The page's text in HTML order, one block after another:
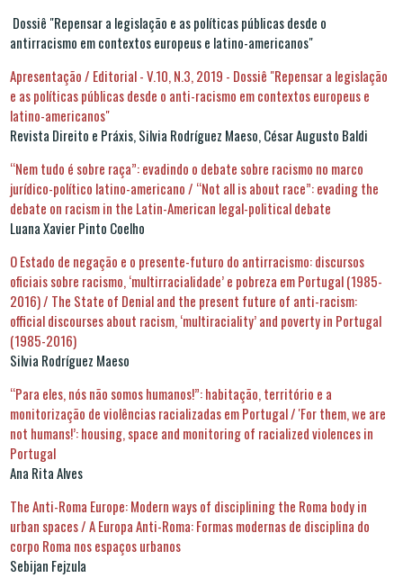
Dossiê "Repensar a legislação e as políticas públicas desde o
antirracismo em contextos europeus e latino-americanos"
Apresentação / Editorial - V.10, N.3, 2019 - Dossiê "Repensar a legislação
e as políticas públicas desde o anti-racismo em contextos europeus e
latino-americanos"
Revista Direito e Práxis, Silvia Rodríguez Maeso, César Augusto Baldi
“Nem tudo é sobre raça”: evadindo o debate sobre racismo no marco
jurídico-político latino-americano / “Not all is about race”: evading the
debate on racism in the Latin-American legal-political debate
Luana Xavier Pinto Coelho
O Estado de negação e o presente-futuro do antirracismo: discursos
oficiais sobre racismo, ‘multirracialidade’ e pobreza em Portugal (1985-
2016) / The State of Denial and the present future of anti-racism:
official discourses about racism, ‘multiraciality’ and poverty in Portugal
(1985-2016)
Silvia Rodríguez Maeso
“Para eles, nós não somos humanos!”: habitação, território e a
monitorização de violências racializadas em Portugal / 'For them, we are
not humans!’: housing, space and monitoring of racialized violences in
Portugal
Ana Rita Alves
The Anti-Roma Europe: Modern ways of disciplining the Roma body in
urban spaces / A Europa Anti-Roma: Formas modernas de disciplina do
corpo Roma nos espaços urbanos
Sebijan Fejzula